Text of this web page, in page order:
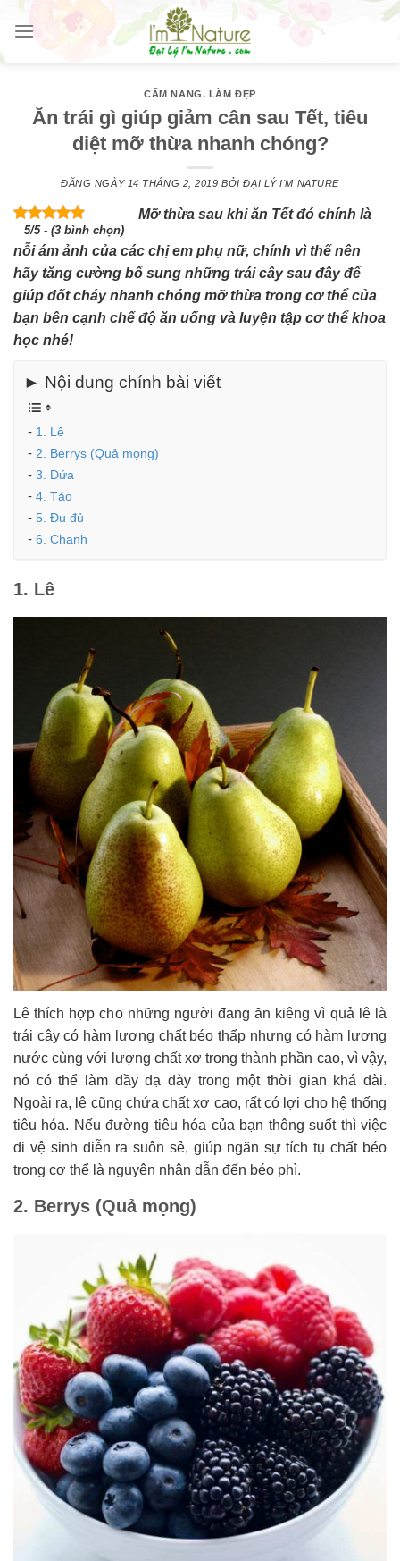
Skip
content
CẨM NANG, LÀM ĐẸP
Ăn trái gì giúp giảm cân sau Tết, tiêu
diệt mỡ thừa nhanh chóng?
ĐĂNG NGÀY 14 THÁNG 2, 2019 BỞIĐẠI LÝ I'M NATURE
5/5 - (3 bình chọn)
Mỡ thừa sau khi ăn Tết đó chính là
nỗi ám ảnh của các chị em phụ nữ, chính vì thế nên
hãy tăng cường bổ sung những trái cây sau đây để
giúp đốt cháy nhanh chóng mỡ thừa trong cơ thể của
bạn bên cạnh chế độ ăn uống và luyện tập cơ thể khoa
học nhé!
► Nội dung chính bài viết
1. Lê
2. Berrys (Quả mọng)
3. Dứa
4. Táo
5. Đu đủ
6. Chanh
1. Lê
Lê thích hợp cho những người đang ăn kiêng vì quả lê là
trái cây có hàm lượng chất béo thấp nhưng có hàm lượng
nước cùng với lượng chất xơ trong thành phần cao, vì vậy,
nó có thể làm đầy dạ dày trong một thời gian khá dài.
Ngoài ra, lê cũng chứa chất xơ cao, rất có lợi cho hệ thống
tiêu hóa. Nếu đường tiêu hóa của bạn thông suốt thì việc
đi vệ sinh diễn ra suôn sẻ, giúp ngăn sự tích tụ chất béo
trong cơ thể là nguyên nhân dẫn đến béo phì.
2. Berrys (Quả mọng)